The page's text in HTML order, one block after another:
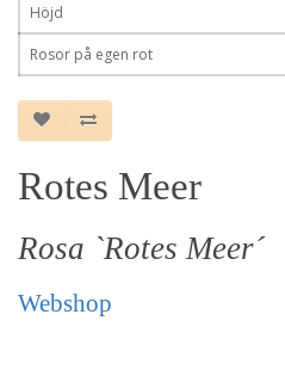
Höjd
Rosor på egen rot
Rotes Meer
Rosa `Rotes Meer´
Webshop